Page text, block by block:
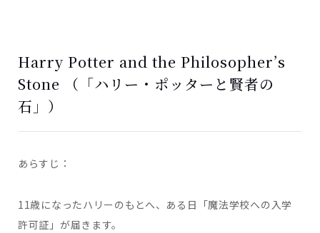
Harry Potter and the Philosopher’s
Stone （「ハリー・ポッターと賢者の
石」）
あらすじ：
11歳になったハリーのもとへ、ある日「魔法学校への入学
許可証」が届きます。